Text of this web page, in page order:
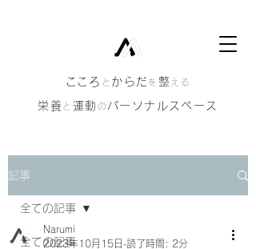
​こころ と からだ を 整 える
栄養 と 運動 のパーソナルスペース
記事
全ての記事
全ての記事
Narumi
2023年10月15日 読了時間: 2分